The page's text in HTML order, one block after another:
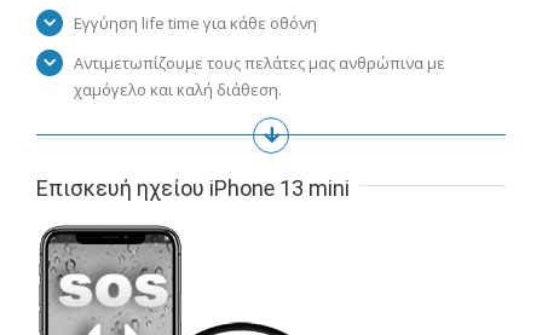
Εγγύηση life time για κάθε οθόνη
Αντιμετωπίζουμε τους πελάτες μας ανθρώπινα με
χαμόγελο και καλή διάθεση.
Επισκευή ηχείου iPhone 13 mini